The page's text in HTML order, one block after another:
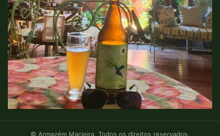
© Armazém Macieira. Todos os direitos reservados.